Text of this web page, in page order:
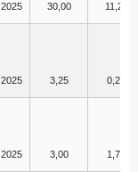
2025 30,00 11,25
2025 3,25 0,25
2025 3,00 1,75